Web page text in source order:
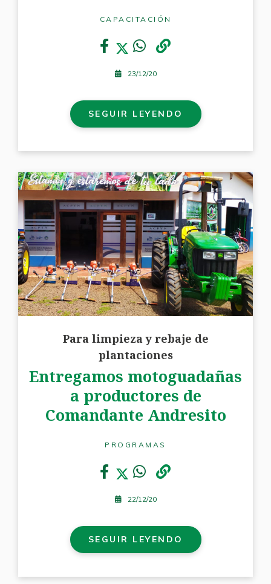
CAPACITACIÓN
23/12/20
SEGUIR LEYENDO
Para limpieza y rebaje de
plantaciones
Entregamos motoguadañas
a productores de
Comandante Andresito
PROGRAMAS
22/12/20
SEGUIR LEYENDO